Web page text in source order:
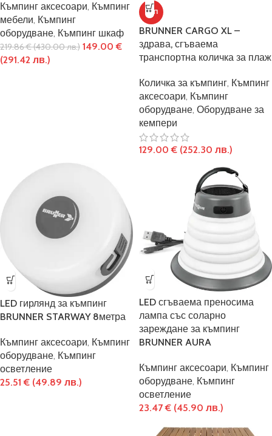
Къмпинг аксесоари, Къмпинг
мебели, Къмпинг
оборудване, Къмпинг шкаф
219.86€(430.00 лв.) 149.00€
(291.42 лв.)
ТОП
BRUNNER CARGO XL –
здрава, сгъваема
транспортна количка за плаж
Количка за къмпинг, Къмпинг
аксесоари, Къмпинг
оборудване, Оборудване за
кемпери
129.00€ (252.30 лв.)
LED гирлянд за къмпинг
BRUNNER STARWAY 8метра
Къмпинг аксесоари, Къмпинг
оборудване, Къмпинг
осветление
25.51€ (49.89 лв.)
LED сгъваема преносима
лампа със соларно
зареждане за къмпинг
BRUNNER AURA
Къмпинг аксесоари, Къмпинг
оборудване, Къмпинг
осветление
23.47€ (45.90 лв.)